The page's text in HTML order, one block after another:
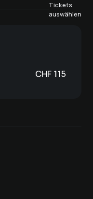
Tickets
auswählen
CHF 115
exotisches